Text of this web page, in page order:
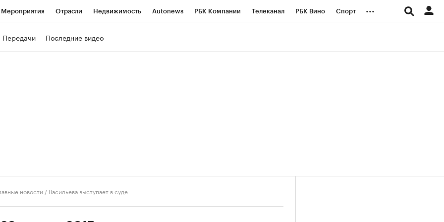
Мероприятия Отрасли Недвижимость Autonews РБК Компании Телеканал РБК Вино Спорт ...
Передачи Последние видео
новости / Васильева выступает в суде